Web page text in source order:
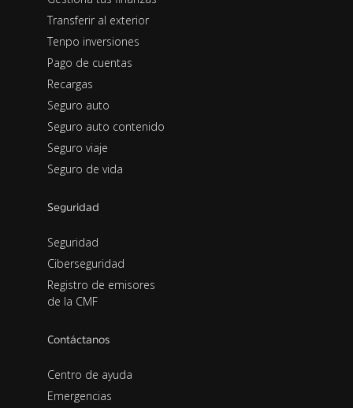
Transferir al exterior
Tenpo inversiones
Pago de cuentas
Recargas
Seguro auto
Seguro auto contenido
Seguro viaje
Seguro de vida
Seguridad
Seguridad
Ciberseguridad
Registro de emisores
de la CMF
Contáctanos
Centro de ayuda
Emergencias